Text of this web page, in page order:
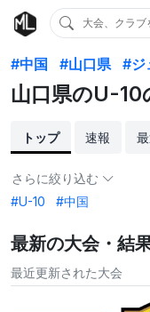
大会、クラブ
#中国 #山口県 #ジ
山口県のU-10
トップ 速報
さらに絞り込む
#U-10
#中国
最新の大会・結
最近更新された大会